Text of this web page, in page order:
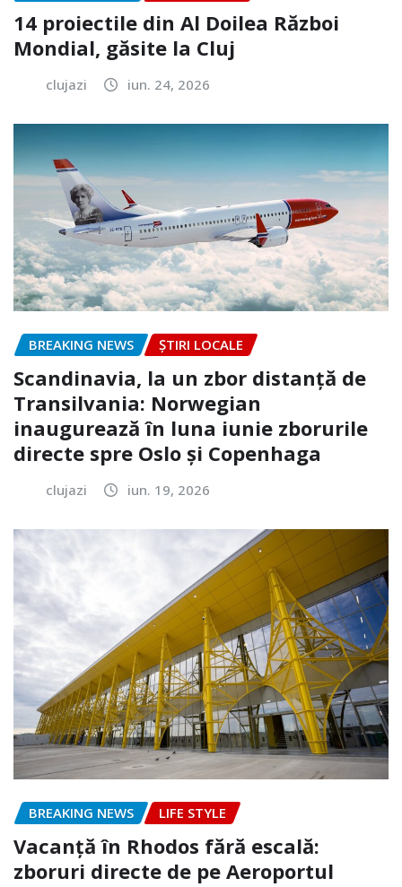
14 proiectile din Al Doilea Război
Mondial, găsite la Cluj
clujazi iun. 24, 2026
BREAKING NEWS ȘTIRI LOCALE
Scandinavia, la un zbor distanță de
Transilvania: Norwegian
inaugurează în luna iunie zborurile
directe spre Oslo și Copenhaga
clujazi iun. 19, 2026
BREAKING NEWS LIFE STYLE
Vacanță în Rhodos fără escală:
zboruri directe de pe Aeroportul